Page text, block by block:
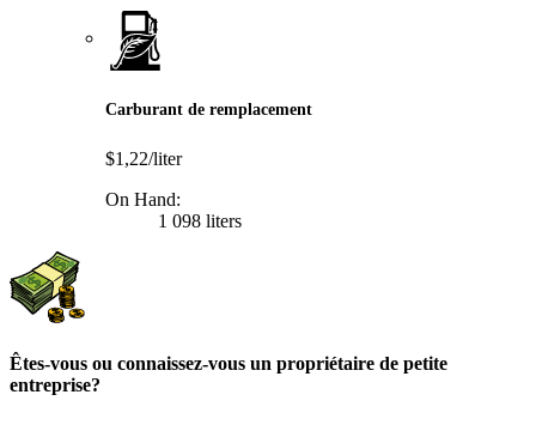
Carburant de remplacement
$1,22/liter
On Hand:
1 098 liters
Êtes-vous ou connaissez-vous un propriétaire de petite
entreprise?